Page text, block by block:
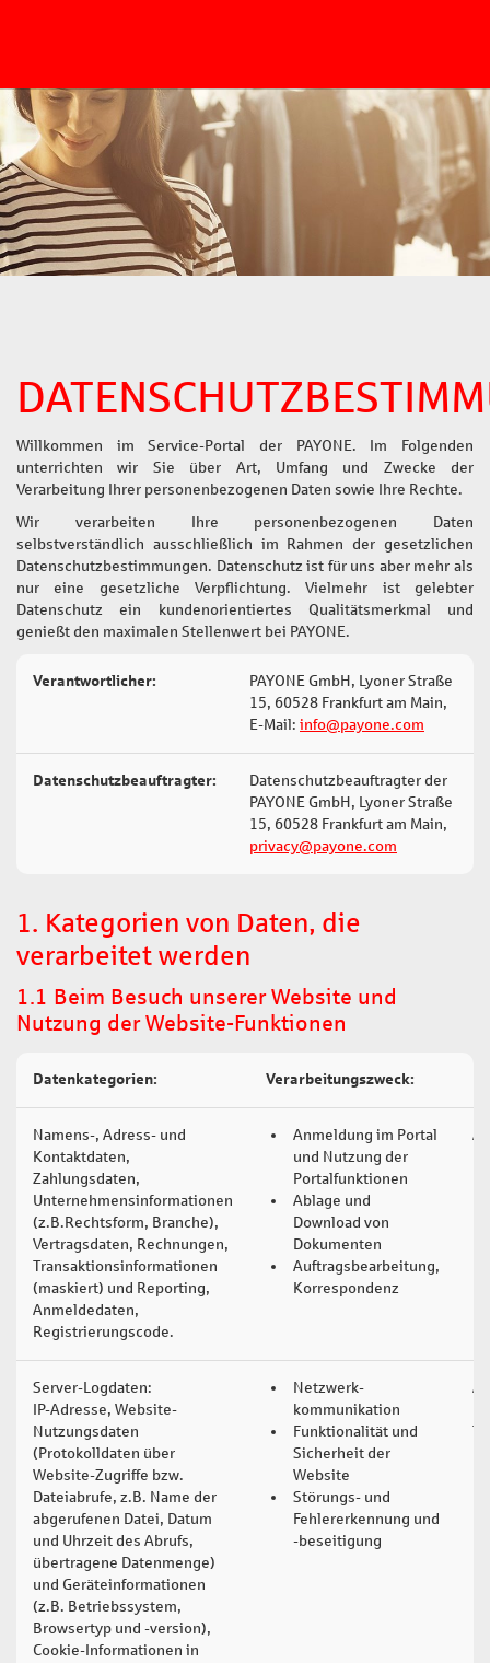
Willkommen im Service-Portal der PAYONE. Im Folgenden
unterrichten wir Sie über Art, Umfang und Zwecke der
Verarbeitung Ihrer personenbezogenen Daten sowie Ihre Rechte.
Wir verarbeiten Ihre personenbezogenen Daten
selbstverständlich ausschließlich im Rahmen der gesetzlichen
Datenschutzbestimmungen. Datenschutz ist für uns aber mehr als
nur eine gesetzliche Verpflichtung. Vielmehr ist gelebter
Datenschutz ein kundenorientiertes Qualitätsmerkmal und
genießt den maximalen Stellenwert bei PAYONE.
Verantwortlicher:
PAYONE GmbH, Lyoner Straße
15, 60528 Frankfurt am Main,
E-Mail: info@payone.com
Datenschutzbeauftragter:
Datenschutzbeauftragter der
PAYONE GmbH, Lyoner Straße
15, 60528 Frankfurt am Main,
privacy@payone.com
1. Kategorien von Daten, die
verarbeitet werden
1.1 Beim Besuch unserer Website und
Nutzung der Website-Funktionen
Datenkategorien: Verarbeitungszweck:
Namens-, Adress- und
Kontaktdaten,
Zahlungsdaten,
Unternehmensinformationen
(z.B.Rechtsform, Branche),
Vertragsdaten, Rechnungen,
Transaktionsinformationen
(maskiert) und Reporting,
Anmeldedaten,
Registrierungscode.
Anmeldung im Portal
und Nutzung der
Portalfunktionen
Ablage und
Download von
Dokumenten
Auftragsbearbeitung,
Korrespondenz
Server-Logdaten:
IP-Adresse, Website-
Nutzungsdaten
(Protokolldaten über
Website-Zugriffe bzw.
Dateiabrufe, z.B. Name der
abgerufenen Datei, Datum
und Uhrzeit des Abrufs,
übertragene Datenmenge)
und Geräteinformationen
(z.B. Betriebssystem,
Browsertyp und -version),
Cookie-Informationen in
Netzwerk-
kommunikation
Funktionalität und
Sicherheit der
Website
Störungs- und
Fehlererkennung und
-beseitigung